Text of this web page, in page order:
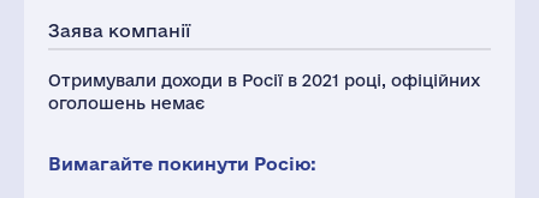
916
Заява компанії
Отримували доходи в Росії в 2021 році, офіційних
оголошень немає
Вимагайте покинути Росію: